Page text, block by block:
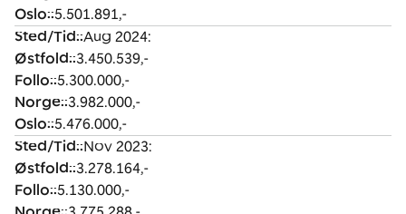
Oslo::5.501.891,-
Sted/Tid::Aug 2024:
Østfold::3.450.539,-
Follo::5.300.000,-
Norge::3.982.000,-
Oslo::5.476.000,-
Sted/Tid::Nov 2023:
Østfold::3.278.164,-
Follo::5.130.000,-